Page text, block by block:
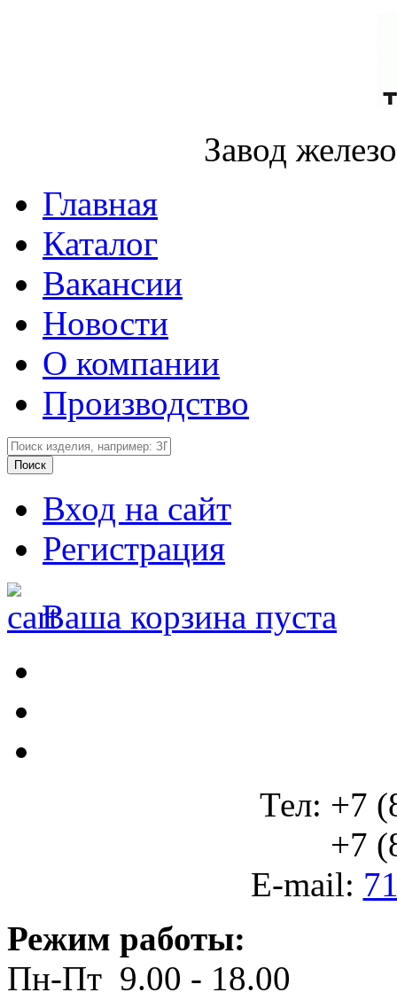
Завод
Главная
Каталог
Вакансии
Новости
О компании
Производство
Вход на сайт
Регистрация
Ваша корзина пуста
Тел: +7
+7
E-mail:
Режим работы:
Пн-Пт 9.00 - 18.00